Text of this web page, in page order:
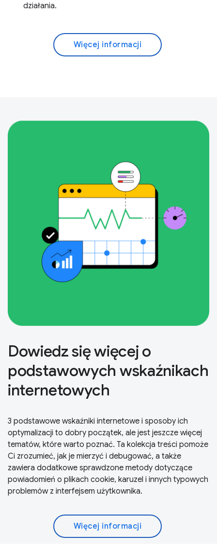
działania.
Więcej informacji
Dowiedz się więcej o
podstawowych wskaźnikach
internetowych
3 podstawowe wskaźniki internetowe i sposoby ich
optymalizacji to dobry początek, ale jest jeszcze więcej
tematów, które warto poznać. Ta kolekcja treści pomoże
Ci zrozumieć, jak je mierzyć i debugować, a także
zawiera dodatkowe sprawdzone metody dotyczące
powiadomień o plikach cookie, karuzel i innych typowych
problemów z interfejsem użytkownika.
Więcej informacji